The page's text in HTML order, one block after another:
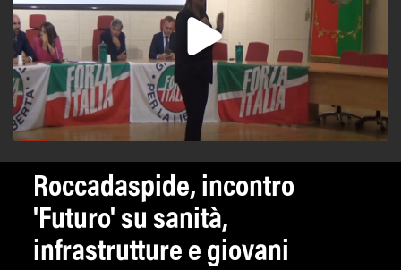
Roccadaspide, incontro
'Futuro' su sanità,
infrastrutture e giovani